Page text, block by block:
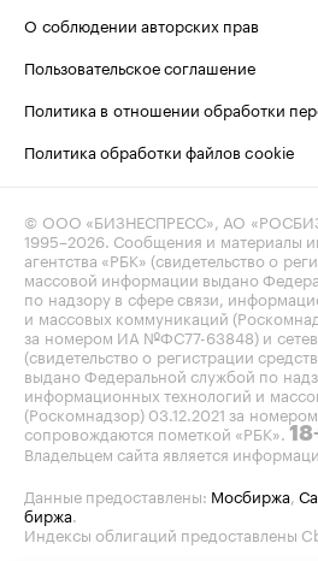
О соблюдении авторских прав
Пользовательское соглашение
Политика в отношении обработки
Политика обработки файлов cookie
© ООО «БИЗНЕСПРЕСС», АО
1995–2026. Сообщения и материалы
агентства «РБК» (свидетельство о
массовой информации выдано
по надзору в сфере связи,
и массовых коммуникаций
за номером ИА №ФС77-63848) и
(свидетельство о регистрации
выдано Федеральной службой по
информационных технологий и
(Роскомнадзор) 03.12.2021 за
сопровождаются пометкой «РБК».
Владельцем сайта является
Данные предоставлены: Мосбиржа,
биржа.
Индексы облигаций предоставлены